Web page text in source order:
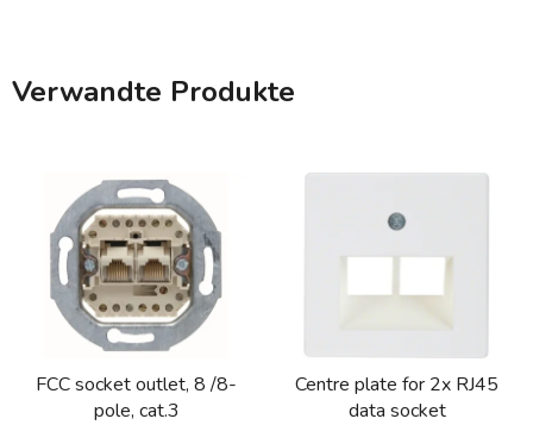
Verwandte Produkte
FCC socket outlet, 8 /8-
pole, cat.3
Centre plate for 2x RJ45
data socket